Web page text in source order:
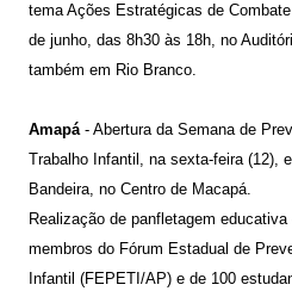
tema Ações Estratégicas de
de junho, das 8h30 às 18h, no
também em Rio Branco.
Amapá- Abertura da Semana de
Trabalho Infantil, na sexta-feira (12),
Bandeira, no Centro de Macapá.
Realização de panfletagem
membros do Fórum Estadual de
Infantil (FEPETI/AP) e de 100